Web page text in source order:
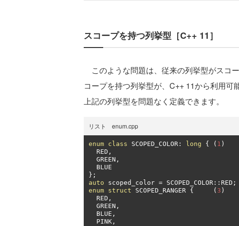
スコープを持つ列挙型［C++ 11］
このような問題は、従来の列挙型がスコ
コープを持つ列挙型が、C++ 11から利用可
上記の列挙型を問題なく定義できます。
リスト enum.cpp
enum class SCOPED_COLOR : long { ( 1 )
  RED
,
  GREEN
,
};
auto scoped_color = SCOPED_COLOR :: RED ;
enum struct SCOPED_RANGER { ( 3 )
  RED
,
  GREEN
,
  BLUE
,
  PINK
,